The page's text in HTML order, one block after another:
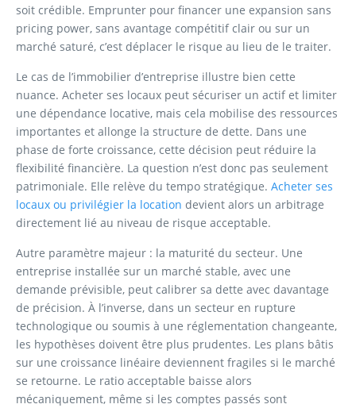
soit crédible. Emprunter pour financer une expansion sans
pricing power, sans avantage compétitif clair ou sur un
marché saturé, c’est déplacer le risque au lieu de le traiter.
Le cas de l’immobilier d’entreprise illustre bien cette
nuance. Acheter ses locaux peut sécuriser un actif et limiter
une dépendance locative, mais cela mobilise des ressources
importantes et allonge la structure de dette. Dans une
phase de forte croissance, cette décision peut réduire la
flexibilité financière. La question n’est donc pas seulement
patrimoniale. Elle relève du tempo stratégique. Acheter ses
locaux ou privilégier la location devient alors un arbitrage
directement lié au niveau de risque acceptable.
Autre paramètre majeur : la maturité du secteur. Une
entreprise installée sur un marché stable, avec une
demande prévisible, peut calibrer sa dette avec davantage
de précision. À l’inverse, dans un secteur en rupture
technologique ou soumis à une réglementation changeante,
les hypothèses doivent être plus prudentes. Les plans bâtis
sur une croissance linéaire deviennent fragiles si le marché
se retourne. Le ratio acceptable baisse alors
mécaniquement, même si les comptes passés sont